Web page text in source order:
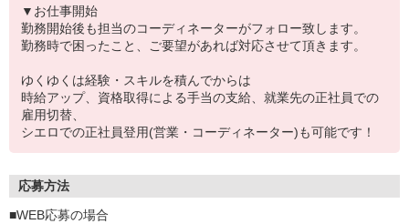
▼お仕事開始
勤務開始後も担当のコーディネーターがフォロー致します。
勤務時で困ったこと、ご要望があれば対応させて頂きます。
ゆくゆくは経験・スキルを積んでからは
時給アップ、資格取得による手当の支給、就業先の正社員での
雇用切替、
シエロでの正社員登用(営業・コーディネーター)も可能です！
応募方法
■WEB応募の場合